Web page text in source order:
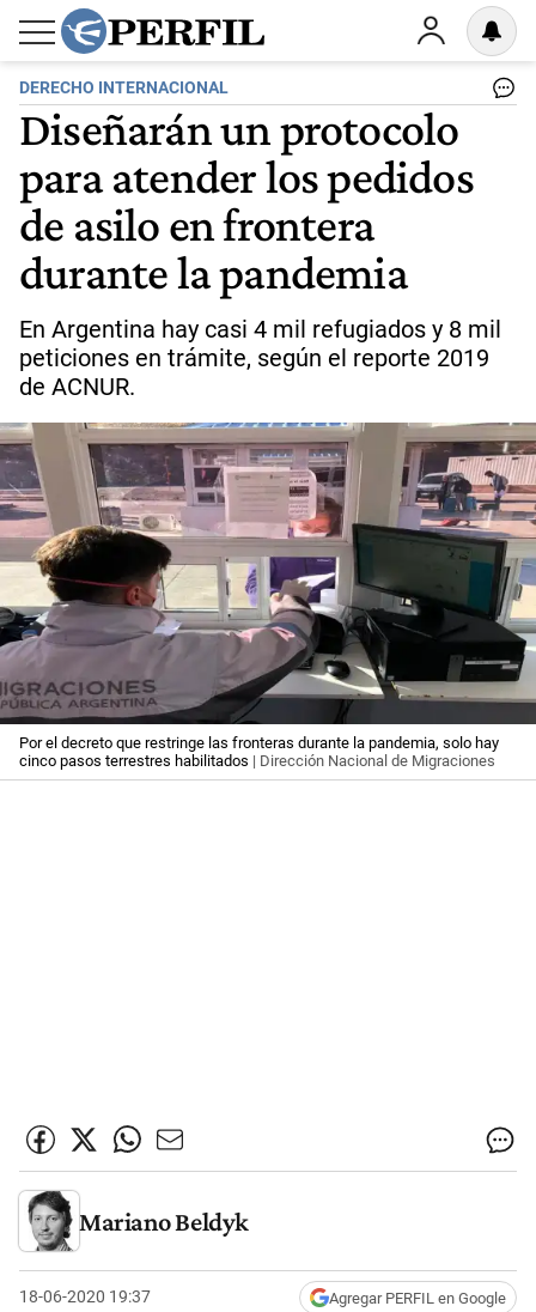
DERECHO INTERNACIONAL
Diseñarán un protocolo
para atender los pedidos
de asilo en frontera
durante la pandemia
En Argentina hay casi 4 mil refugiados y 8 mil
peticiones en trámite, según el reporte 2019
de ACNUR.
Por el decreto que restringe las fronteras durante la pandemia, solo hay
cinco pasos terrestres habilitados | Dirección Nacional de Migraciones
Mariano Beldyk
18-06-2020 19:37 Agregar PERFIL en Google